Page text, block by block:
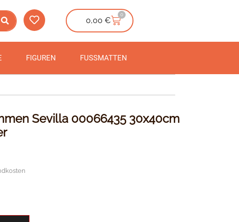
0,00€
0
FIGUREN FUSSMATTEN
Sevilla 00066435 30x40cm